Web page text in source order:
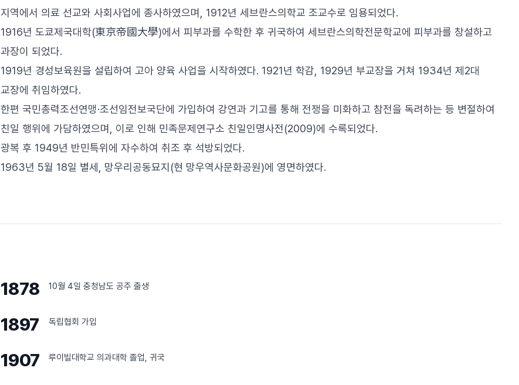
지역에서 의료 선교와 사회사업에 종사하였으며, 1912년 세브란스의학교 조교수로 임용되었다.
1916년 도쿄제국대학(東京帝國大學)에서 피부과를 수학한 후 귀국하여 세브란스의학전문학교에 피부과를 창설하고
과장이 되었다.
1919년 경성보육원을 설립하여 고아 양육 사업을 시작하였다. 1921년 학감, 1929년 부교장을 거쳐 1934년 제2대
교장에 취임하였다.
한편 국민총력조선연맹·조선임전보국단에 가입하여 강연과 기고를 통해 전쟁을 미화하고 참전을 독려하는 등 변절하여
친일 행위에 가담하였으며, 이로 인해 민족문제연구소 친일인명사전(2009)에 수록되었다.
광복 후 1949년 반민특위에 자수하여 취조 후 석방되었다.
1963년 5월 18일 별세, 망우리공동묘지(현 망우역사문화공원)에 영면하였다.
1878 10월 4일 충청남도 공주 출생
1897 독립협회 가입
1907 루이빌대학교 의과대학 졸업, 귀국